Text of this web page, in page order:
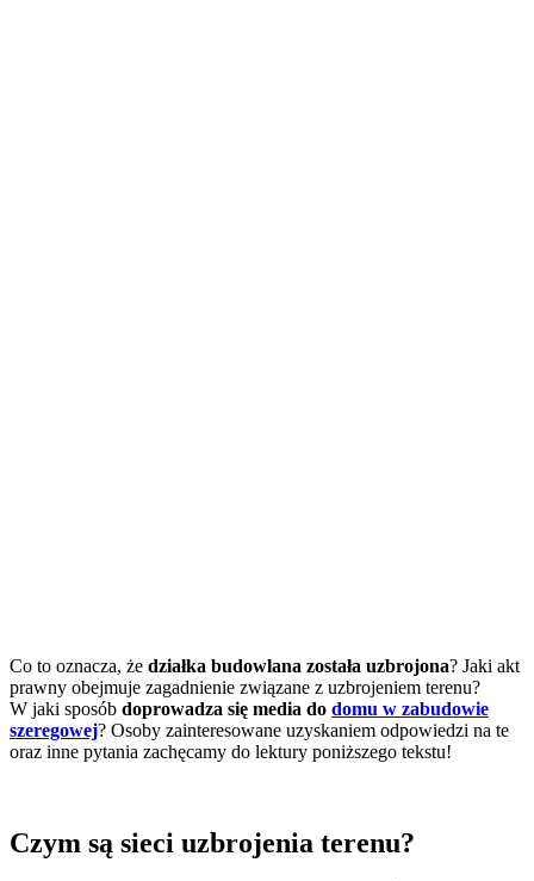
Co to oznacza, że działka budowlana została uzbrojona? Jaki akt
prawny obejmuje zagadnienie związane z uzbrojeniem terenu?
W jaki sposób doprowadza się media do domu w zabudowie
szeregowej? Osoby zainteresowane uzyskaniem odpowiedzi na te
oraz inne pytania zachęcamy do lektury poniższego tekstu!
Czym są sieci uzbrojenia terenu?